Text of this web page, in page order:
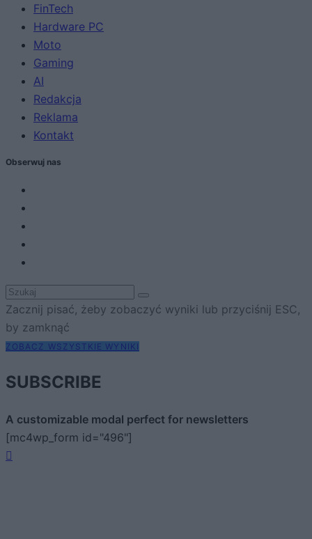
FinTech
Hardware PC
Moto
Gaming
AI
Redakcja
Reklama
Kontakt
Obserwuj nas
Zacznij pisać, żeby zobaczyć wyniki lub przyciśnij ESC,
by zamknąć
ZOBACZ WSZYSTKIE WYNIKI
SUBSCRIBE
A customizable modal perfect for newsletters
[mc4wp_form id="496"]